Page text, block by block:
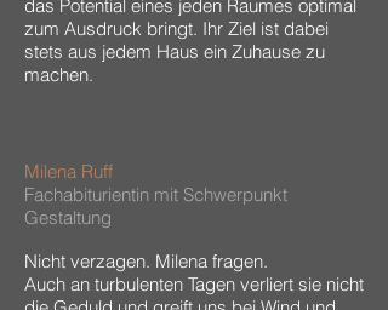
das Potential eines jeden Raumes optimal
zum Ausdruck bringt. Ihr Ziel ist dabei
stets aus jedem Haus ein Zuhause zu
machen.
Milena Ruff
Fachabiturientin mit Schwerpunkt
Gestaltung
Nicht verzagen. Milena fragen.
Auch an turbulenten Tagen verliert sie nicht